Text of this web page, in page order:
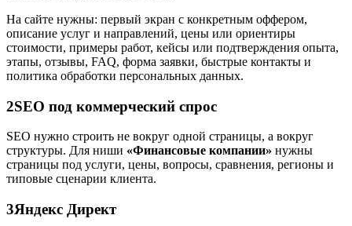
На сайте нужны: первый экран с конкретным оффером,
описание услуг и направлений, цены или ориентиры
стоимости, примеры работ, кейсы или подтверждения опыта,
этапы, отзывы, FAQ, форма заявки, быстрые контакты и
политика обработки персональных данных.
2SEO под коммерческий спрос
SEO нужно строить не вокруг одной страницы, а вокруг
структуры. Для ниши «Финансовые компании» нужны
страницы под услуги, цены, вопросы, сравнения, регионы и
типовые сценарии клиента.
3Яндекс Директ